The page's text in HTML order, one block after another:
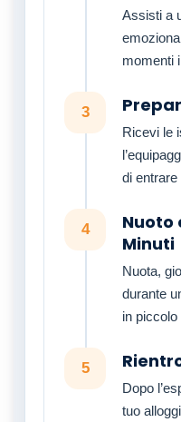
Assisti a
momenti
3
Ricevi le
di entrare
4
Nuoto
Minuti
Nuota,
durante
in piccolo
5
Dopo
tuo